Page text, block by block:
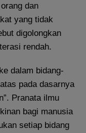
dan
yang tidak
digolongkan
rendah.
dalam bidang-
pada dasarnya
Pranata ilmu
bagi manusia
setiap bidang